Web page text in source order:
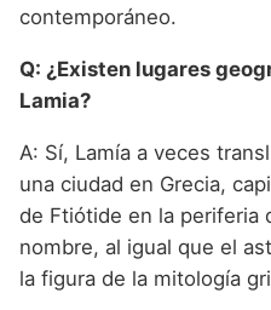
contemporáneo.
Q: ¿Existen lugares
Lamia?
A: Sí, Lamía a veces
una ciudad en Grecia,
de Ftiótide en la periferia
nombre, al igual que el
la figura de la mitología